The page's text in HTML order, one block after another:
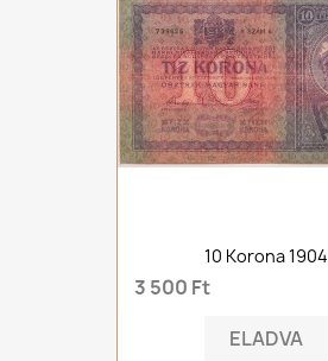
10 Korona 1904
3 500 Ft
ELADVA